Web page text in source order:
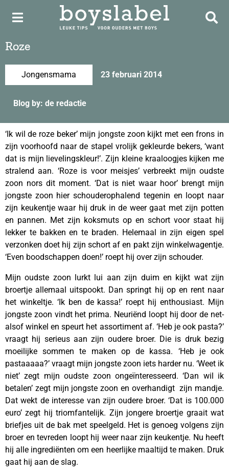
Roze
Jongensmama 23 februari 2014
Blog by: de redactie
‘Ik wil de roze beker’ mijn jongste zoon kijkt met een frons in
zijn voorhoofd naar de stapel vrolijk gekleurde bekers, ‘want
dat is mijn lievelingskleur!’. Zijn kleine kraaloogjes kijken me
stralend aan. ‘Roze is voor meisjes’ verbreekt mijn oudste
zoon nors dit moment. ‘Dat is niet waar hoor’ brengt mijn
jongste zoon hier schouderophalend tegenin en loopt naar
zijn keukentje waar hij druk in de weer gaat met zijn potten
en pannen. Met zijn koksmuts op en schort voor staat hij
lekker te bakken en te braden. Helemaal in zijn eigen spel
verzonken doet hij zijn schort af en pakt zijn winkelwagentje.
‘Even boodschappen doen!’ roept hij over zijn schouder.
Mijn oudste zoon lurkt lui aan zijn duim en kijkt wat zijn
broertje allemaal uitspookt. Dan springt hij op en rent naar
het winkeltje. ‘Ik ben de kassa!’ roept hij enthousiast. Mijn
jongste zoon vindt het prima. Neuriënd loopt hij door de net-
alsof winkel en speurt het assortiment af. ‘Heb je ook pasta?’
vraagt hij serieus aan zijn oudere broer. Die is druk bezig
moeilijke sommen te maken op de kassa. ‘Heb je ook
pastaaaaa?’ vraagt mijn jongste zoon iets harder nu. ‘Weet ik
niet’ zegt mijn oudste zoon ongeïnteresseerd. ‘Dan wil ik
betalen’ zegt mijn jongste zoon en overhandigt zijn mandje.
Dat wekt de interesse van zijn oudere broer. ‘Dat is 100.000
euro’ zegt hij triomfantelijk. Zijn jongere broertje graait wat
briefjes uit de bak met speelgeld. Het is genoeg volgens zijn
broer en tevreden loopt hij weer naar zijn keukentje. Nu heeft
hij alle ingrediënten om een heerlijke maaltijd te maken. Druk
gaat hij aan de slag.